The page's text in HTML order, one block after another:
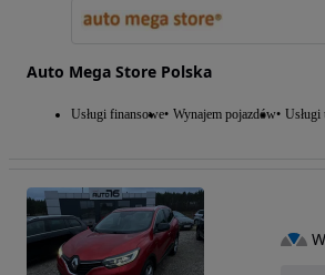
Auto Mega Store Polska
Usługi finansowe Wynajem pojazdów Usługi